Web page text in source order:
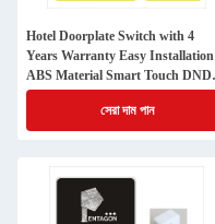
Hotel Doorplate Switch with 4
Years Warranty Easy Installation
ABS Material Smart Touch DND
Panel Switch
সেরা দাম পান